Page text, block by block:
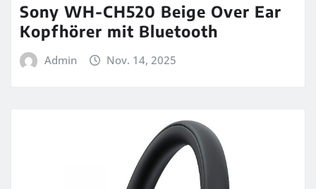
Sony WH-CH520 Beige Over Ear
Kopfhörer mit Bluetooth
Admin Nov. 14, 2025